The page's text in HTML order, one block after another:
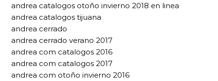
andrea catalogos otoño invierno 2018 en linea
andrea catalogos tijuana
andrea cerrado
andrea cerrado verano 2017
andrea com catalogos 2016
andrea com catalogos 2017
andrea com otoño invierno 2016